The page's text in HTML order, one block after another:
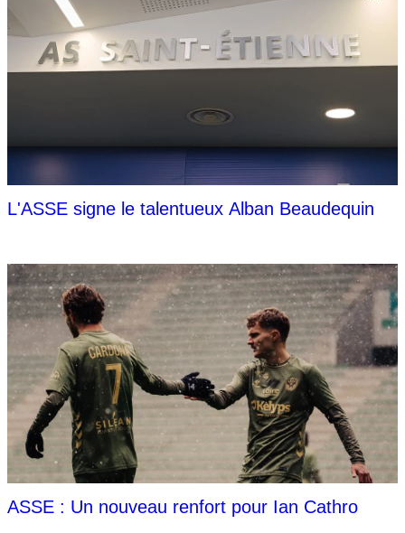
L'ASSE signe le talentueux Alban Beaudequin
ASSE : Un nouveau renfort pour Ian Cathro